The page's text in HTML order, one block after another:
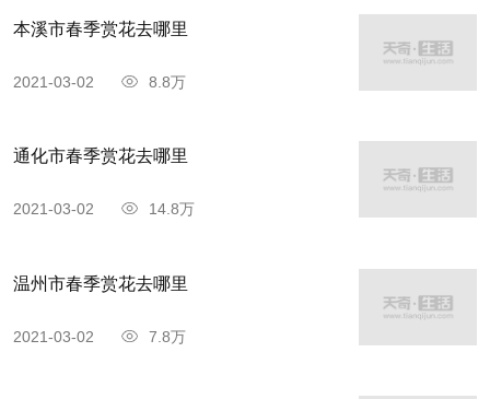
本溪市春季赏花去哪里
2021-03-02 8.8万
通化市春季赏花去哪里
2021-03-02 14.8万
温州市春季赏花去哪里
2021-03-02 7.8万